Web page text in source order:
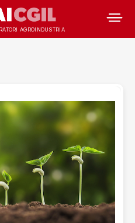
AGROINDUSTRIA